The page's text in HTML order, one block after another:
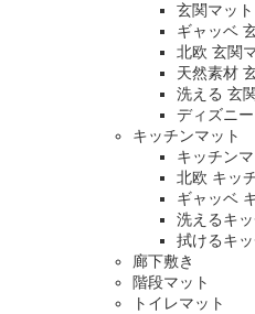
玄関マッ
ギャッベ
北欧 玄関
天然素材
洗える 玄
ディズニ
キッチンマット
キッチン
北欧 キッ
ギャッベ
洗えるキ
拭けるキ
廊下敷き
階段マット
トイレマット